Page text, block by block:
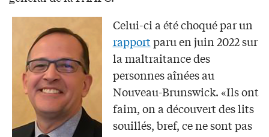
Celui-ci a été choqué par un
rapportparu en juin 2022 sur
la maltraitance des
personnes aînées au
Nouveau-Brunswick. «Ils ont
faim, on a découvert des lits
souillés, bref, ce ne sont pas